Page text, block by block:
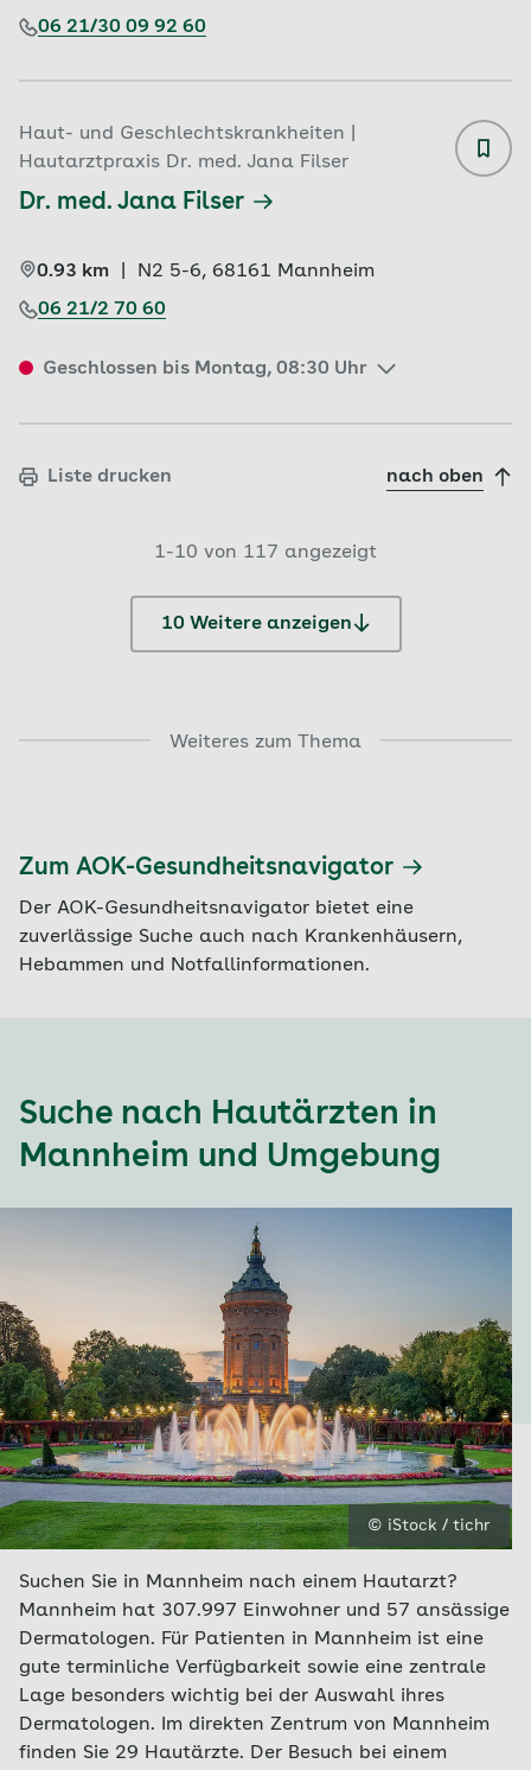
06 21/30 09 92 60
Haut- und Geschlechtskrankheiten |
Hautarztpraxis Dr. med. Jana Filser
Dr. med. Jana Filser
0.93 km N2 5-6, 68161 Mannheim
06 21/2 70 60
Geschlossen bis Montag, 08:30 Uhr
Liste drucken nach oben
1-10 von 117 angezeigt
10 Weitere anzeigen
Weiteres zum Thema
Zum AOK-Gesundheitsnavigator
Der AOK-Gesundheitsnavigator bietet eine
zuverlässige Suche auch nach Krankenhäusern,
Hebammen und Notfallinformationen.
Suche nach Hautärzten in
Mannheim und Umgebung
© iStock / tichr
Suchen Sie in Mannheim nach einem Hautarzt?
Mannheim hat 307.997 Einwohner und 57 ansässige
Dermatologen. Für Patienten in Mannheim ist eine
gute terminliche Verfügbarkeit sowie eine zentrale
Lage besonders wichtig bei der Auswahl ihres
Dermatologen. Im direkten Zentrum von Mannheim
finden Sie 29 Hautärzte. Der Besuch bei einem